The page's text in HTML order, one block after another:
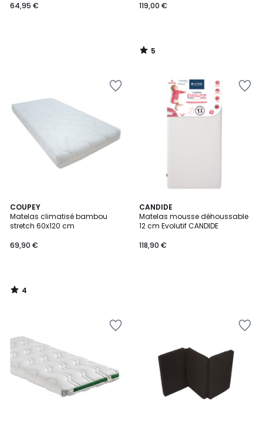
64,95 € 119,00 €
5
/
COUPEY
Matelas climatisé bambou
stretch 60x120 cm
69,90 €
4
/
5
4
/
CANDIDE
Matelas mousse déhoussable
12 cm Evolutif CANDIDE
118,90 €